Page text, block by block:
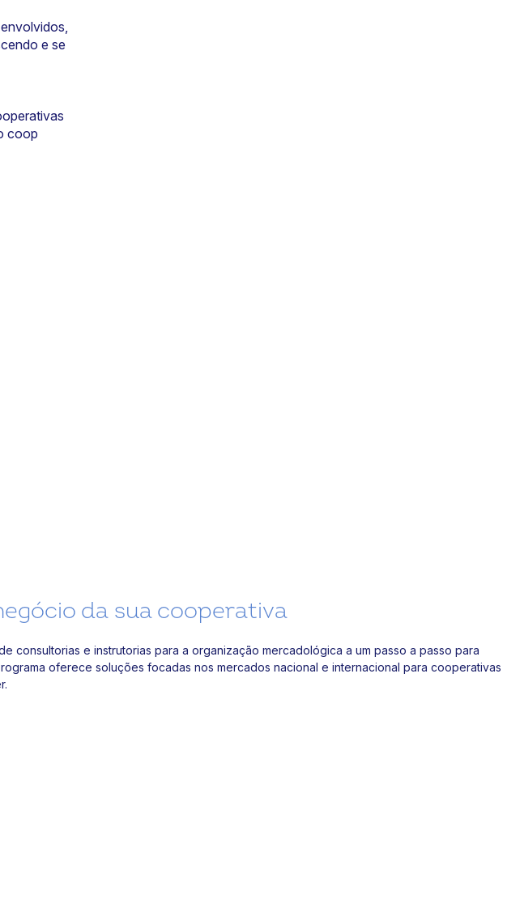
e se
coop
da sua cooperativa
e instrutorias para a organização mercadológica a um passo a passo para
oferece soluções focadas nos mercados nacional e internacional para cooperativas